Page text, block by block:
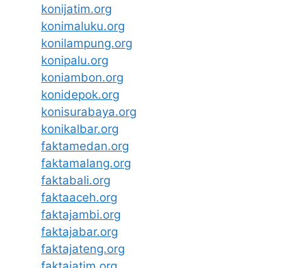
konijatim.org
konimaluku.org
konilampung.org
konipalu.org
koniambon.org
konidepok.org
konisurabaya.org
konikalbar.org
faktamedan.org
faktamalang.org
faktabali.org
faktaaceh.org
faktajambi.org
faktajabar.org
faktajateng.org